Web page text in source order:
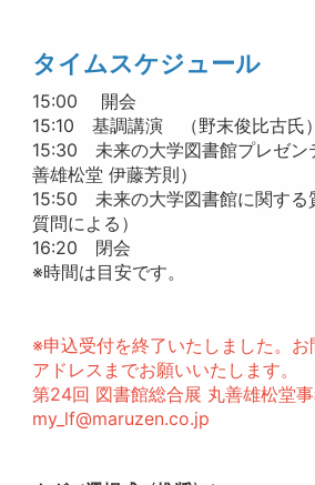
タイムスケジュール
15:00 開会
15:10 基調講演 （野末俊比古氏）
15:30 未来の大学図書館プレゼ
善雄松堂 伊藤芳則）
15:50 未来の大学図書館に関す
質問による）
16:20 閉会
※時間は目安です。
※申込受付を終了いたしました。
アドレスまでお願いいたします。
第24回 図書館総合展 丸善雄松堂
my_lf@maruzen.co.jp